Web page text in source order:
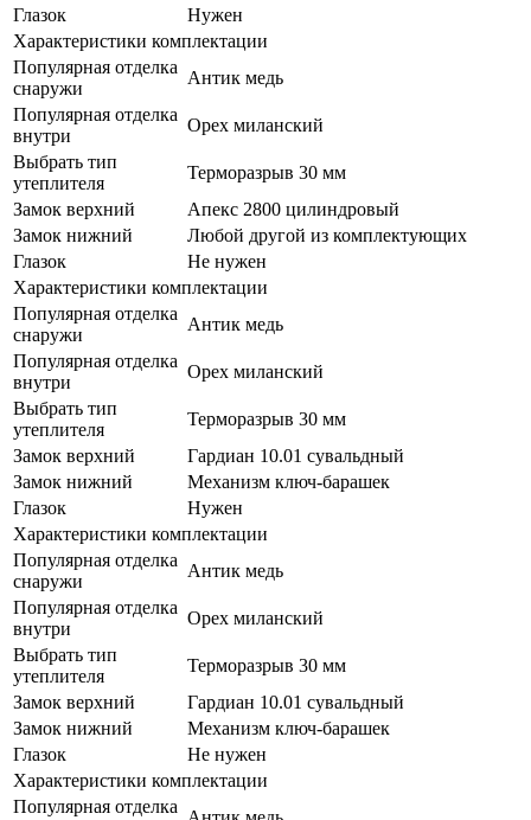
Глазок
Нужен
Характеристики комплектации
Популярная отделка
снаружи
Антик медь
Популярная отделка
внутри
Орех миланский
Выбрать тип
утеплителя
Терморазрыв 30 мм
Замок верхний
Апекс 2800 цилиндровый
Замок нижний
Любой другой из комплектующих
Глазок
Не нужен
Характеристики комплектации
Популярная отделка
снаружи
Антик медь
Популярная отделка
внутри
Орех миланский
Выбрать тип
утеплителя
Терморазрыв 30 мм
Замок верхний
Гардиан 10.01 сувальдный
Замок нижний
Механизм ключ-барашек
Глазок
Нужен
Характеристики комплектации
Популярная отделка
снаружи
Антик медь
Популярная отделка
внутри
Орех миланский
Выбрать тип
утеплителя
Терморазрыв 30 мм
Замок верхний
Гардиан 10.01 сувальдный
Замок нижний
Механизм ключ-барашек
Глазок
Не нужен
Характеристики комплектации
Популярная отделка